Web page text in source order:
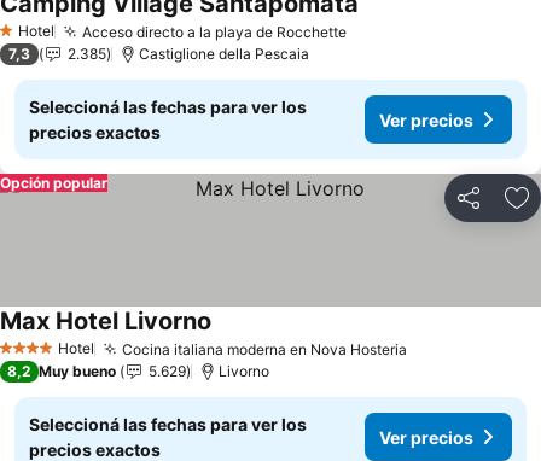
1 Estrellas
Hotel Acceso directo a la playa de RocchetteVer precios
7,3 2.385 Castiglione della Pescaia
Seleccioná las fechas para ver los
precios exactos
Ver precios
Compartir
Opción popular
4 EstrellasHotel Cocina italiana moderna en Nova Hosteria
Max Hotel Livorno
8,2 Muy bueno 5.629 Livorno
Seleccioná las fechas para ver los
precios exactos
Ver precios